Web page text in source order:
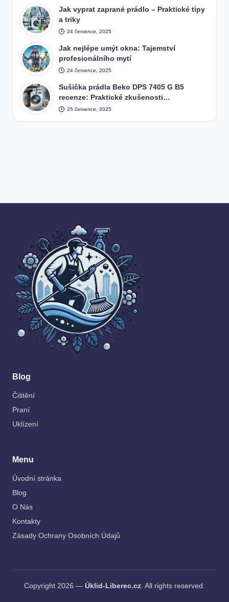
Jak vyprat zaprané prádlo – Praktické tipy
a triky
24 července, 2025
Jak nejlépe umýt okna: Tajemství
profesionálního mytí
24 července, 2025
Sušička prádla Beko DPS 7405 G B5
recenze: Praktické zkušenosti…
25 července, 2025
Blog
Čištění
Praní
Uklízení
Menu
Úvodní stránka
Blog
O Nás
Kontakty
Zásady Ochrany Osobních Údajů
Copyright 2026 — Úklid-Liberec.cz. All rights reserved.